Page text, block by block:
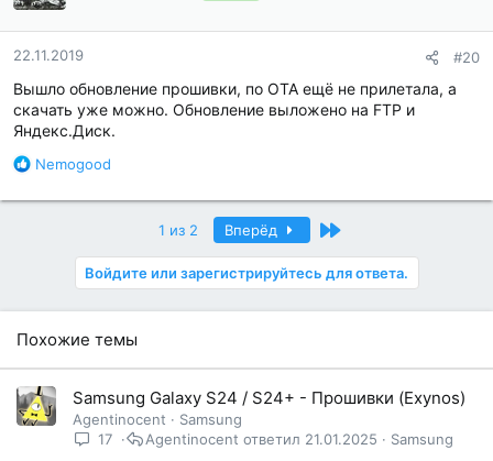
22.11.2019 #20
Вышло обновление прошивки, по ОТА ещё не прилетала, а
скачать уже можно. Обновление выложено на FTP и
Яндекс.Диск.
Б
а
о
и
:
Nemogood
1 из 2 Вперёд Последний
Войдите или зарегистрируйтесь для ответа.
Похожие темы
Samsung Galaxy S24 / S24+ - Прошивки (Exynos)
Agentinocent
Samsung
17
Samsung
21.01.2025
Agentinocent